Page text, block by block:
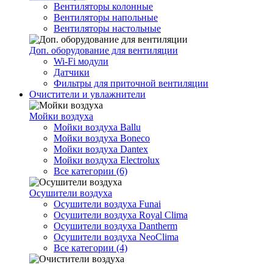
Вентиляторы колонные
Вентиляторы напольные
Вентиляторы настольные
Доп. оборудование для вентиляции
Wi-Fi модули
Датчики
Фильтры для приточной вентиляции
Очистители и увлажнители
Мойки воздуха
Мойки воздуха Ballu
Мойки воздуха Boneco
Мойки воздуха Dantex
Мойки воздуха Electrolux
Все категории (6)
Осушители воздуха
Осушители воздуха Funai
Осушители воздуха Royal Clima
Осушители воздуха Dantherm
Осушители воздуха NeoClima
Все категории (4)